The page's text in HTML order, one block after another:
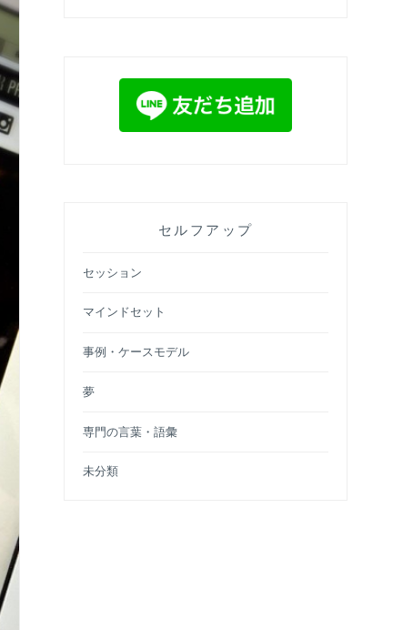
セルフアップ
セッション
マインドセット
事例・ケースモデル
夢
専門の言葉・語彙
未分類